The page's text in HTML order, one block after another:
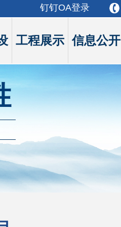
钉钉OA登录
工程展示 信息公开